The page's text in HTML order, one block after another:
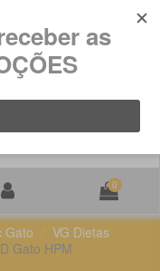
0
Gato
VG Dietas
Gato HPM